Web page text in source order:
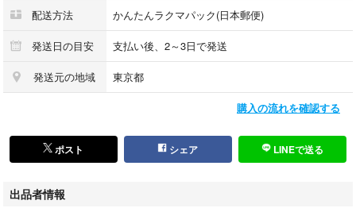
ぜひ【絞り込み】機能を使い、お好みのアイテムをお探しください♪
※割引について
↓↓↓↓↓↓↓↓↓↓↓↓↓↓↓↓↓↓↓↓↓↓↓↓↓↓↓↓↓↓↓↓
【お得な情報をプロフィールに記載してあるので、是非ご覧ください。】
配送方法 かんたんラクマパック(日本郵便)
発送日の目安 支払い後、2～3日で発送
発送元の地域 東京都
購入の流れを確認する
ポスト シェア LINEで送る
出品者情報